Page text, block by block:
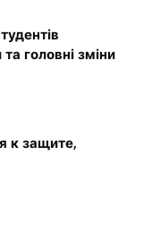
головні зміни
к защите,